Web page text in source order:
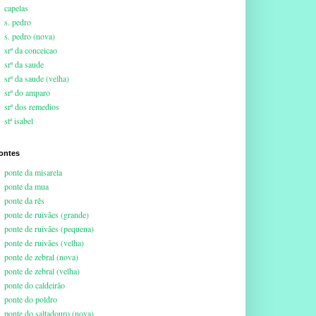
capelas
s. pedro
s. pedro (nova)
srª da conceicao
srª da saude
srª da saude (velha)
srª do amparo
srª dos remedios
stª isabel
ponte da misarela
ponte da mua
ponte da rês
ponte de ruivães (grande)
ponte de ruivães (pequena)
ponte de ruivães (velha)
ponte de zebral (nova)
ponte de zebral (velha)
ponte do caldeirão
ponte do poldro
ponte do saltadouro (nova)